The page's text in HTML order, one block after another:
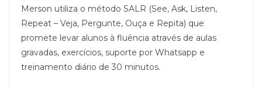
Merson utiliza o método SALR (See, Ask, Listen,
Repeat – Veja, Pergunte, Ouça e Repita) que
promete levar alunos à fluência através de aulas
gravadas, exercícios, suporte por Whatsapp e
treinamento diário de 30 minutos.